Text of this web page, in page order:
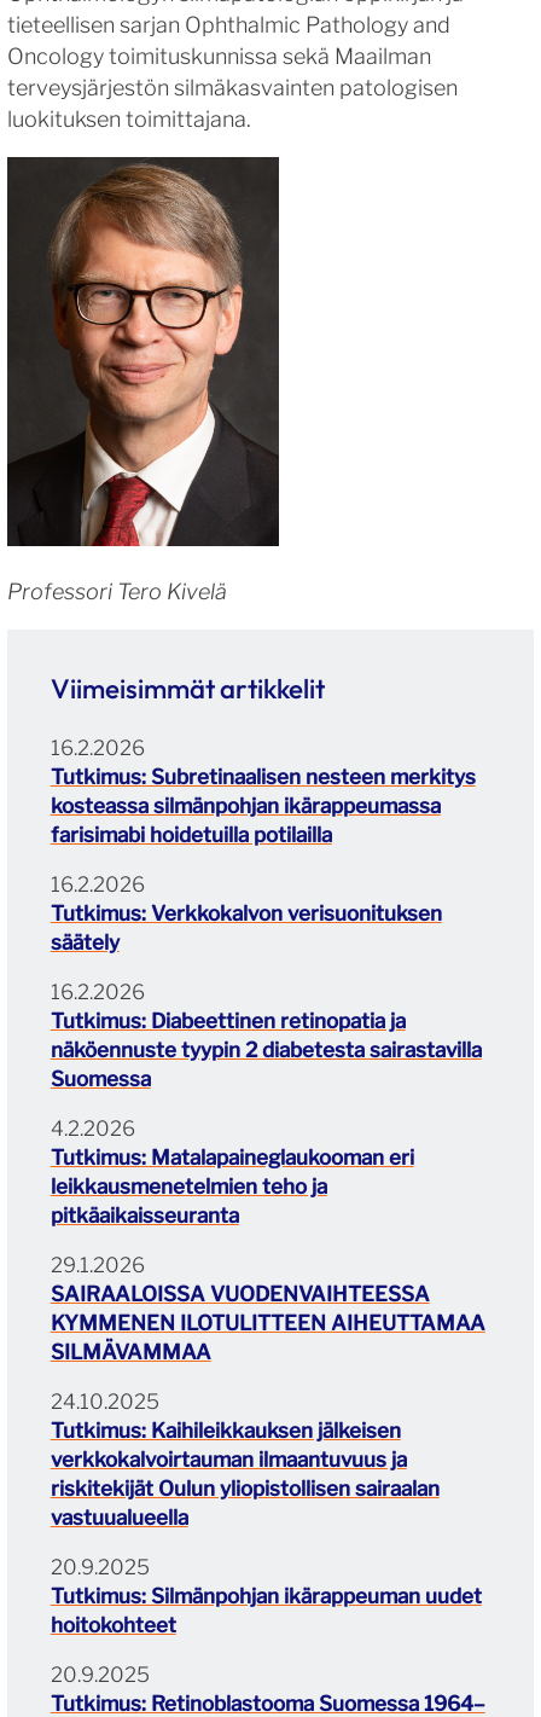
tieteellisen sarjan Ophthalmic Pathology and
Oncology toimituskunnissa sekä Maailman
terveysjärjestön silmäkasvainten patologisen
luokituksen toimittajana.
Professori Tero Kivelä
Viimeisimmät artikkelit
Tutkimus: Subretinaalisen nesteen merkitys
kosteassa silmänpohjan ikärappeumassa
farisimabi hoidetuilla potilailla
16.2.2026
Tutkimus: Verkkokalvon verisuonituksen
säätely
16.2.2026
Tutkimus: Diabeettinen retinopatia ja
näköennuste tyypin 2 diabetesta sairastavilla
Suomessa
16.2.2026
Tutkimus: Matalapaineglaukooman eri
leikkausmenetelmien teho ja
pitkäaikaisseuranta
4.2.2026
SAIRAALOISSA VUODENVAIHTEESSA
KYMMENEN ILOTULITTEEN AIHEUTTAMAA
SILMÄVAMMAA
29.1.2026
Tutkimus: Kaihileikkauksen jälkeisen
verkkokalvoirtauman ilmaantuvuus ja
riskitekijät Oulun yliopistollisen sairaalan
vastuualueella
24.10.2025
Tutkimus: Silmänpohjan ikärappeuman uudet
hoitokohteet
20.9.2025
Tutkimus: Retinoblastooma Suomessa 1964–
20.9.2025